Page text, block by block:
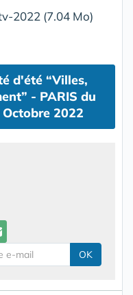
2022 (7.04 Mo)
d'été “Villes,
- PARIS du
2022
OK